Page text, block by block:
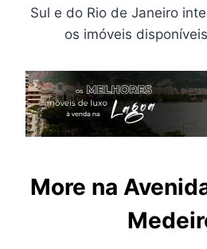
Sul e do Rio de Janeiro
os imóveis
More na